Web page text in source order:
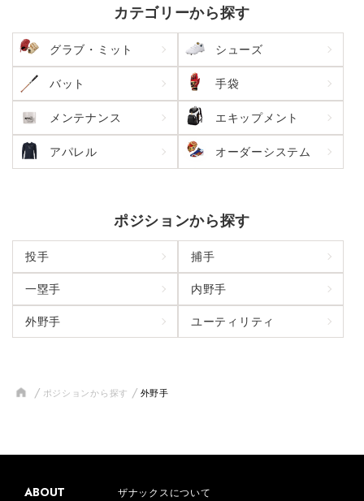
カテゴリーから探す
グラブ・ミット シューズ
バット 手袋
メンテナンス エキップメント
アパレル オーダーシステム
ポジションから探す
投手 捕手
一塁手 内野手
外野手 ユーティリティ
ポジションから探す 外野手
ABOUT
ザナックスについて